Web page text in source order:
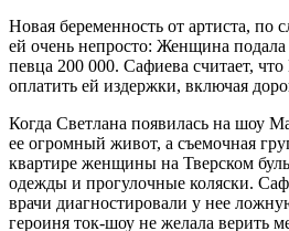
Новая беременность от артиста, по
ей очень непросто: Женщина подала
певца 200 000. Сафиева считает,
оплатить ей издержки, включая
Когда Светлана появилась на шоу
ее огромный живот, а съемочная
квартире женщины на Тверском
одежды и прогулочные коляски.
врачи диагностировали у нее
героиня ток-шоу не желала верить